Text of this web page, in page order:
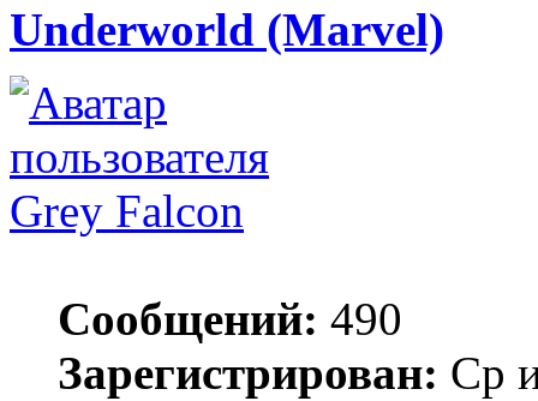
Underworld (Marvel)
Grey Falcon
Сообщений: 490
Зарегистрирован: Ср